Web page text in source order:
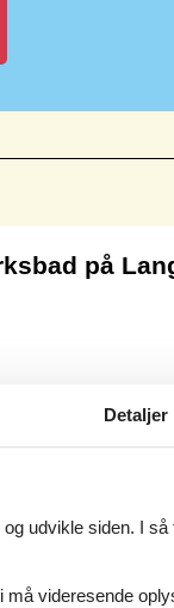
på
feriehusområde
rundt, ikke mindst
Detaljer
udvikle siden. I så
videresende